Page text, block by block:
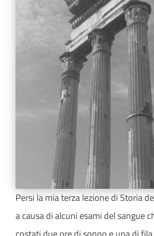
Persi la mia terza lezione di Storia
a causa di alcuni esami del sangue